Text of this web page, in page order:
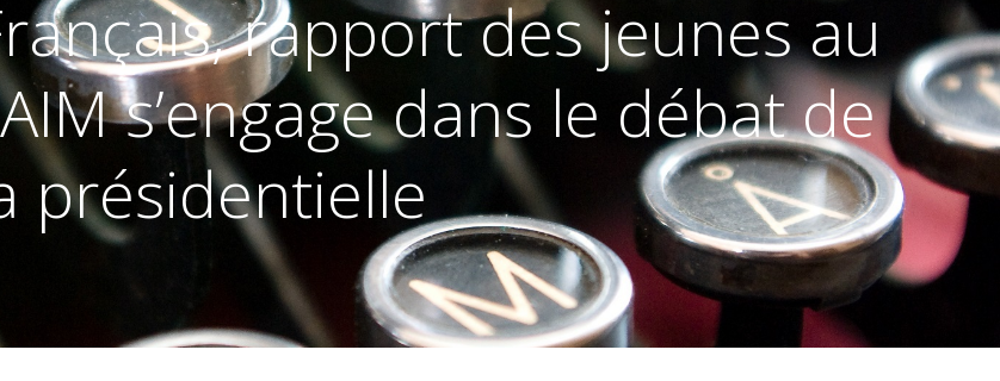
rapport des jeunes au
s’engage dans le débat de
présidentielle